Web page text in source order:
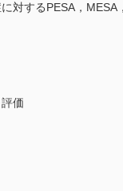
対するPESA，MESA
価